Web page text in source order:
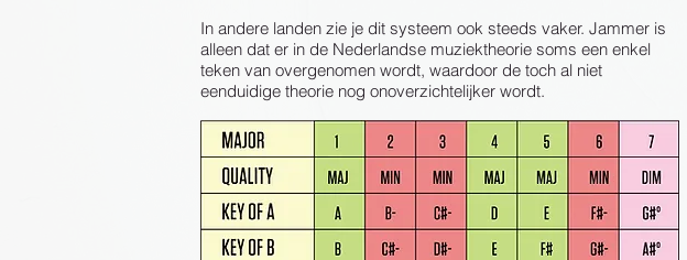
In andere landen zie je dit systeem ook steeds vaker. Jammer is
alleen dat er in de Nederlandse muziektheorie soms een enkel
teken van overgenomen wordt, waardoor de toch al niet
eenduidige theorie nog onoverzichtelijker wordt.